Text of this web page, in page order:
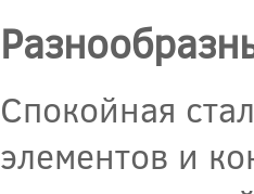
Спокойная
элементов и